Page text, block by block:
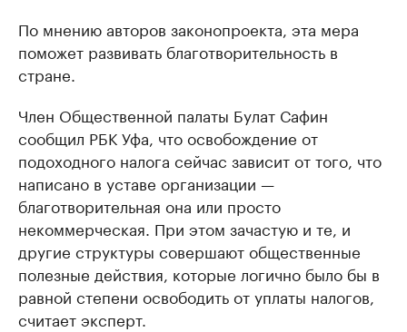
По мнению авторов законопроекта, эта мера
поможет развивать благотворительность в
стране.
Член Общественной палаты Булат Сафин
сообщил РБК Уфа, что освобождение от
подоходного налога сейчас зависит от того, что
написано в уставе организации —
благотворительная она или просто
некоммерческая. При этом зачастую и те, и
другие структуры совершают общественные
полезные действия, которые логично было бы в
равной степени освободить от уплаты налогов,
считает эксперт.